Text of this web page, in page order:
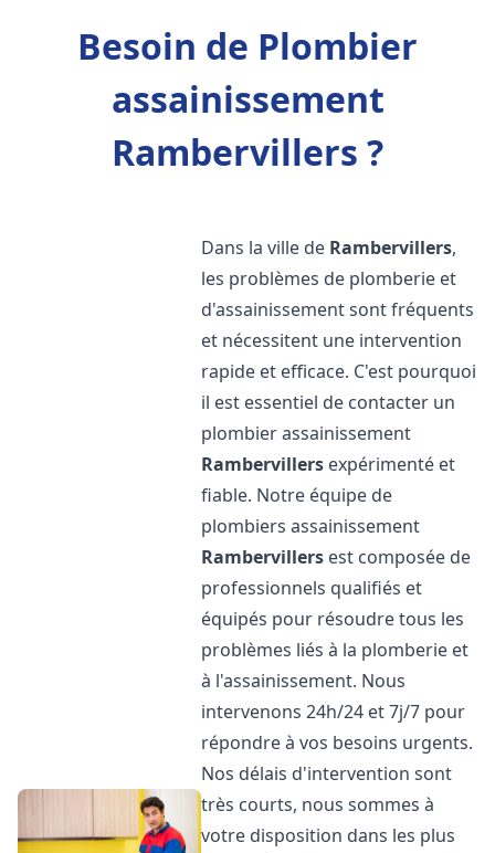
Besoin de Plombier
assainissement
Rambervillers ?
Dans la ville de Rambervillers,
les problèmes de plomberie et
d'assainissement sont fréquents
et nécessitent une intervention
rapide et efficace. C'est pourquoi
il est essentiel de contacter un
plombier assainissement
Rambervillers expérimenté et
fiable. Notre équipe de
plombiers assainissement
Rambervillers est composée de
professionnels qualifiés et
équipés pour résoudre tous les
problèmes liés à la plomberie et
à l'assainissement. Nous
intervenons 24h/24 et 7j/7 pour
répondre à vos besoins urgents.
Nos délais d'intervention sont
très courts, nous sommes à
votre disposition dans les plus